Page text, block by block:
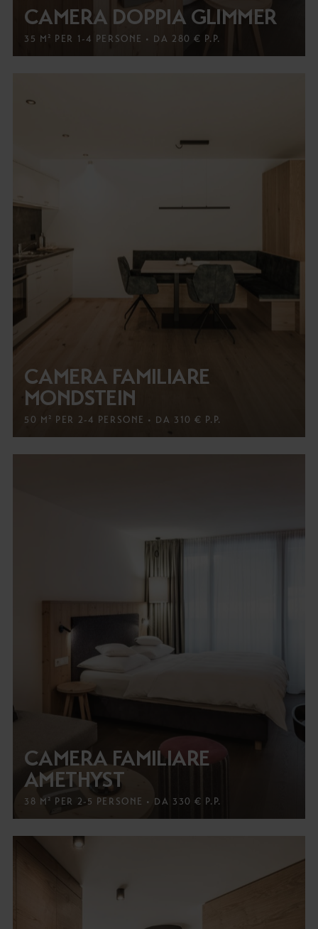
CAMERA DOPPIA GLIMMER
35 M² PER 1-4 PERSONE • DA 280 € P.P.
CAMERA FAMILIARE
MONDSTEIN
50 M² PER 2-4 PERSONE • DA 310 € P.P.
CAMERA FAMILIARE
AMETHYST
38 M² PER 2-5 PERSONE • DA 330 € P.P.